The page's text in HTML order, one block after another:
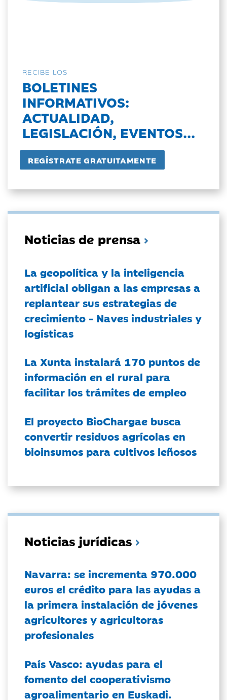
RECIBE LOS
BOLETINES
INFORMATIVOS:
ACTUALIDAD,
LEGISLACIÓN, EVENTOS...
Noticias de prensa
La geopolítica y la inteligencia
artificial obligan a las empresas a
replantear sus estrategias de
crecimiento - Naves industriales y
logísticas
La Xunta instalará 170 puntos de
información en el rural para
facilitar los trámites de empleo
El proyecto BioChargae busca
convertir residuos agrícolas en
bioinsumos para cultivos leñosos
Noticias jurídicas
Navarra: se incrementa 970.000
euros el crédito para las ayudas a
la primera instalación de jóvenes
agricultores y agricultoras
profesionales
País Vasco: ayudas para el
fomento del cooperativismo
agroalimentario en Euskadi.